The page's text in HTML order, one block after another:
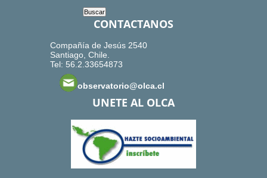
CONTACTANOS
Compañía de Jesús 2540
Santiago, Chile.
Tel: 56.2.33654873
observatorio@olca.cl
UNETE AL OLCA